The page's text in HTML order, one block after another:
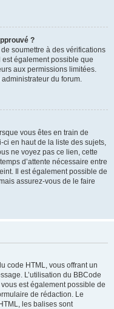
?
soumettre à des vérifications
est également possible que
aux permissions limitées.
du forum.
vous êtes en train de
en haut de la liste des sujets,
ne voyez pas ce lien, cette
d’attente nécessaire entre
Il est également possible de
assurez-vous de le faire
code HTML, vous offrant un
L’utilisation du BBCode
est également possible de
de rédaction. Le
les balises sont